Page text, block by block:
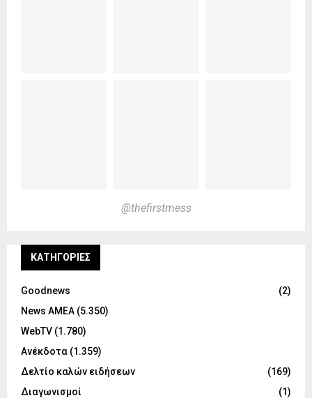
@thefirstmess
KΑΤΗΓΟΡΊΕΣ
Goodnews
(2)
News ΑΜΕΑ (5.350)
WebTV (1.780)
Ανέκδοτα (1.359)
Δελτίο καλών ειδήσεων
(169)
Διαγωνισμοί
(1)